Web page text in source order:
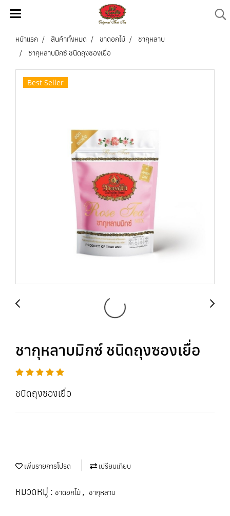
หน้าแรก สินค้าทั้งหมด ชาดอกไม้
ชากุหลาบ
ชากุหลาบมิกซ์ ชนิดถุงซองเยื่อ
Best Seller
ชากุหลาบมิกซ์ ชนิดถุงซองเยื่อ
ชนิดถุงซองเยื่อ
เพิ่มรายการโปรด เปรียบเทียบ
หมวดหมู่ : ชาดอกไม้ , ชากุหลาบ